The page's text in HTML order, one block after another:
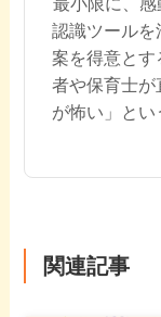
認識ツールを
案を得意とす
者や保育士が
が怖い」と
関連記事